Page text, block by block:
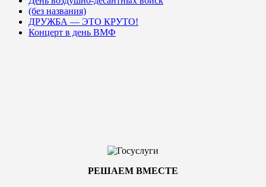
(без названия)
ДРУЖБА — ЭТО КРУТО!
Концерт в день ВМФ
РЕШАЕМ ВМЕСТЕ